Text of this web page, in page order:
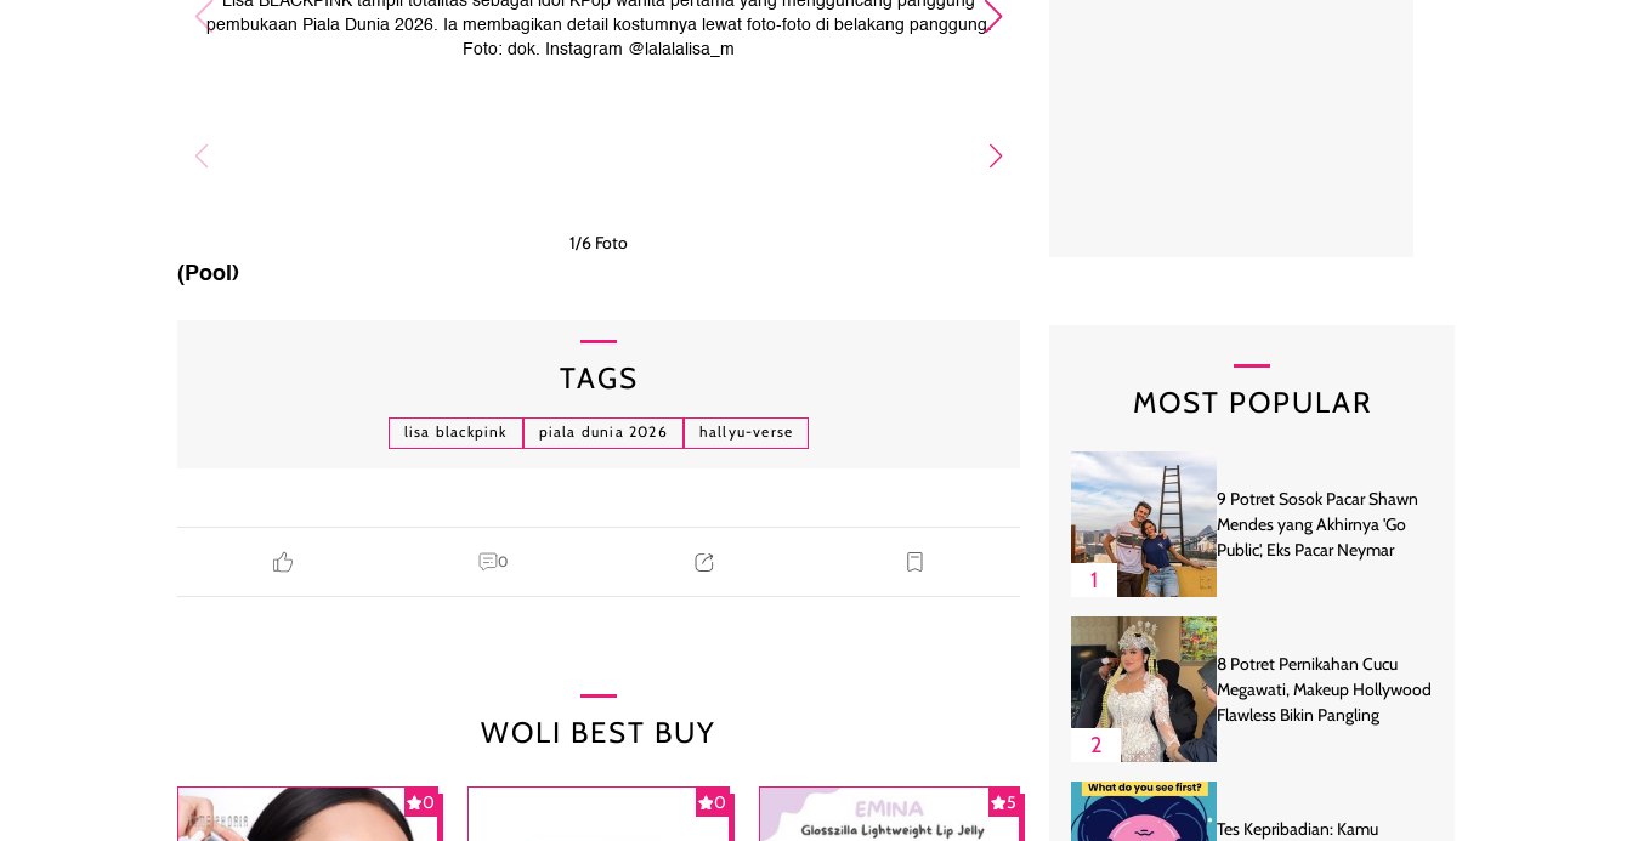
pembukaan Piala Dunia 2026. Ia membagikan detail kostumnya lewat foto-foto di belakang panggung.
Foto: dok. Instagram @lalalalisa_m
1/6 Foto
(Pool)
TAGS
lisa blackpink piala dunia 2026 hallyu-verse
0
WOLI BEST BUY
0 0 5
MOST POPULAR
1
9 Potret Sosok Pacar Shawn
Mendes yang Akhirnya 'Go
Public', Eks Pacar Neymar
2
8 Potret Pernikahan Cucu
Megawati, Makeup Hollywood
Flawless Bikin Pangling
Tes Kepribadian: Kamu